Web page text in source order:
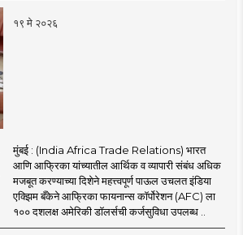
१९ मे २०२६
मुंबई : (India Africa Trade Relations) भारत
आणि आफ्रिका यांच्यातील आर्थिक व व्यापारी संबंध अधिक
मजबूत करण्याच्या दिशेने महत्त्वपूर्ण पाऊल उचलत इंडिया
एक्झिम बँकेने आफ्रिका फायनान्स कॉर्पोरेशन (AFC) ला
१०० दशलक्ष अमेरिकी डॉलर्सची कर्जसुविधा उपलब्ध ..